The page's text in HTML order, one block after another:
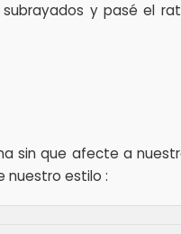
y pasé el
sin que afecte a
nuestro estilo :